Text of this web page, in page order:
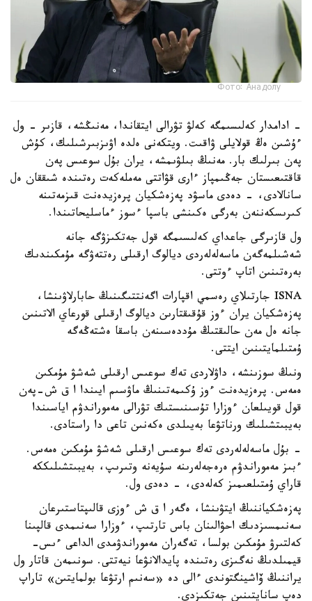
Фото: Анадолу
- ادامدار كەلىسىمگە كەلۋ تۋرالى ايتقاندا، مەنىڭشە، قازىر - ول
ءۇشىن ەڭ قولايلى ۋاقىت. ويتكەنى ەلدە اۋىزبىرشىلىك، كۇش
پەن بىرلىك بار. مەنىڭ بىلۋىمشە، يران بۇل سوعىس پەن
قاقتىعىستان جەڭىمپاز ءارى قۋاتتى مەملەكەت رەتىندە شىققان ەل
سانالادى، - دەدى ماسۋد پەزەشكيان پرەزيدەنت قىزمەتىنە
كىرىسكەننەن بەرگى ەكىنشى باسپا ءسوز ءماسليحاتىندا.
ول قازىرگى جاعداي كەلىسىمگە قول جەتكىزۋگە جانە
شەشىلمەگەن ماسەلەلەردى ديالوگ ارقىلى رەتتەۋگە مۇمكىندىك
بەرەتىنىن اتاپ ءوتتى.
ISNA جارتىلاي رەسمي اقپارات اگەنتتىگىنىڭ حابارلاۋىنشا،
پەزەشكيان يران ءوز قۇقىقتارىن ديالوگ ارقىلى قورعاي الاتىنىن
جانە ەل مەن حالىقتىڭ مۇددەسىنەن باسقا ەشتەڭەگە
ۇمتىلمايتىنىن ايتتى.
ونىڭ سوزىنشە، داۋلاردى تەك سوعىس ارقىلى شەشۋ مۇمكىن
ەمەس. پرەزيدەنت ءوز ۇكىمەتىنىڭ ماۋسىم ايىندا ا ق ش-پەن
قول قويىلعان ءوزارا تۇسىنىستىك تۋرالى مەموراندۋم اياسىندا
بەيبىتشىلىك ورناتۋعا بەيىلدى ەكەنىن تاعى دا راستادى.
- بۇل ماسەلەلەردى تەك سوعىس ارقىلى شەشۋ مۇمكىن ەمەس.
ءبىز مەموراندۋم ەرەجەلەرىنە سۇيەنە وتىرىپ، بەيبىتشىلىككە
قاراي ۇمتىلعىمىز كەلەدى، - دەدى ول.
پەزەشكياننىڭ ايتۋىنشا، ەگەر ا ق ش ءوزى قالىپتاستىرعان
سەنىمسىزدىك احۋالىنان باس تارتىپ، ءوزارا سەنىمدى قالپىنا
كەلتىرۋ مۇمكىن بولسا، تەگەران مەموراندۋمدى الداعى ءىس-
قيمىلدىڭ نەگىزى رەتىندە پايدالانۋعا نيەتتى. سونىمەن قاتار ول
يراننىڭ ۆاشينگتوندى ءالى دە «سەنىم ارتۋعا بولمايتىن» تاراپ
دەپ سانايتىنىن جەتكىزدى.